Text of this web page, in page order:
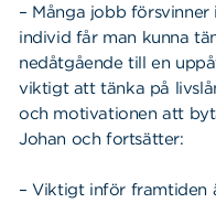
– Många jobb
individ får man kunna
nedåtgående till en
viktigt att tänka på
och motivationen att
Johan och fortsätter:
– Viktigt inför framtiden